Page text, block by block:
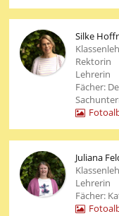
Mitarbeiter
Silke
Rektorin
Lehrerin
Fächer:
Juliana
Lehrerin
Fächer: